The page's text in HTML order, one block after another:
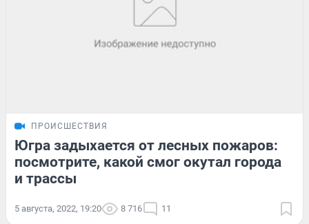
ПРОИСШЕСТВИЯ
Югра задыхается от лесных пожаров:
посмотрите, какой смог окутал города
и трассы
5 августа, 2022, 19:20 8 716 11